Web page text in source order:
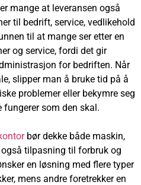
mange at leveransen også
til bedrift, service, vedlikehold
til at mange ser etter en
og service, fordi det gir
for bedriften. Når
slipper man å bruke tid på å
problemer eller bekymre seg
som den skal.
bør dekke både maskin,
tilpasning til forbruk og
en løsning med flere typer
mens andre foretrekker en